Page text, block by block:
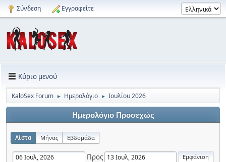
Σύνδεση Εγγραφείτε
Κύριο μενού
KaloSex Forum ► Ημερολόγιο ► Ιουλίου 2026
Ημερολόγιο Προσεχώς
Λίστα Μήνας Εβδομάδα
Προς